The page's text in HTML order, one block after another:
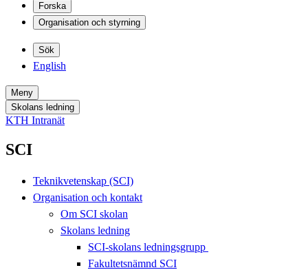
Forska
Organisation och styrning
Sök
English
Meny
Skolans ledning
KTH Intranät
SCI
Teknikvetenskap (SCI)
Organisation och kontakt
Om SCI skolan
Skolans ledning
SCI-skolans ledningsgrupp
Fakultetsnämnd SCI